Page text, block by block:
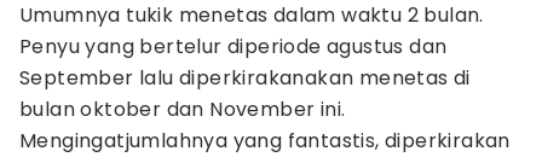
Umumnya tukik menetas dalam waktu 2 bulan.
Penyu yang bertelur diperiode agustus dan
September lalu diperkirakanakan menetas di
bulan oktober dan November ini.
Mengingatjumlahnya yang fantastis, diperkirakan